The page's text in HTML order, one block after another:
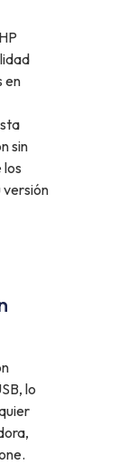
en
sin
los
versión
lo